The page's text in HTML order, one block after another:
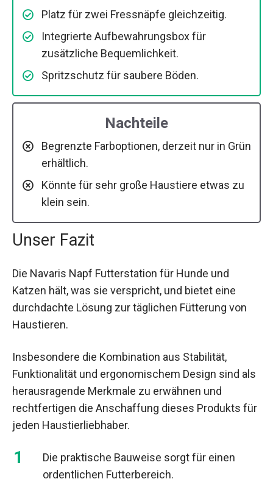
Platz für zwei Fressnäpfe gleichzeitig.
Integrierte Aufbewahrungsbox für
zusätzliche Bequemlichkeit.
Spritzschutz für saubere Böden.
Nachteile
Begrenzte Farboptionen, derzeit nur in Grün
erhältlich.
Könnte für sehr große Haustiere etwas zu
klein sein.
Unser Fazit
Die Navaris Napf Futterstation für Hunde und
Katzen hält, was sie verspricht, und bietet eine
durchdachte Lösung zur täglichen Fütterung von
Haustieren.
Insbesondere die Kombination aus Stabilität,
Funktionalität und ergonomischem Design sind als
herausragende Merkmale zu erwähnen und
rechtfertigen die Anschaffung dieses Produkts für
jeden Haustierliebhaber.
Die praktische Bauweise sorgt für einen
ordentlichen Futterbereich.